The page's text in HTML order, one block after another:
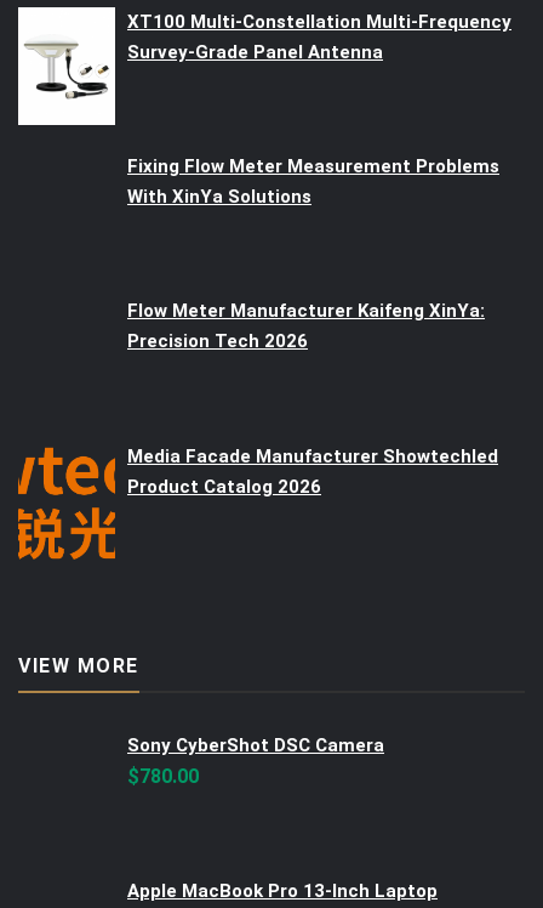
XT100 Multi-Constellation Multi-Frequency
Survey-Grade Panel Antenna
Fixing Flow Meter Measurement Problems
With XinYa Solutions
Flow Meter Manufacturer Kaifeng XinYa:
Precision Tech 2026
Media Facade Manufacturer Showtechled
Product Catalog 2026
VIEW MORE
Sony CyberShot DSC Camera
$780.00
Apple MacBook Pro 13-Inch Laptop